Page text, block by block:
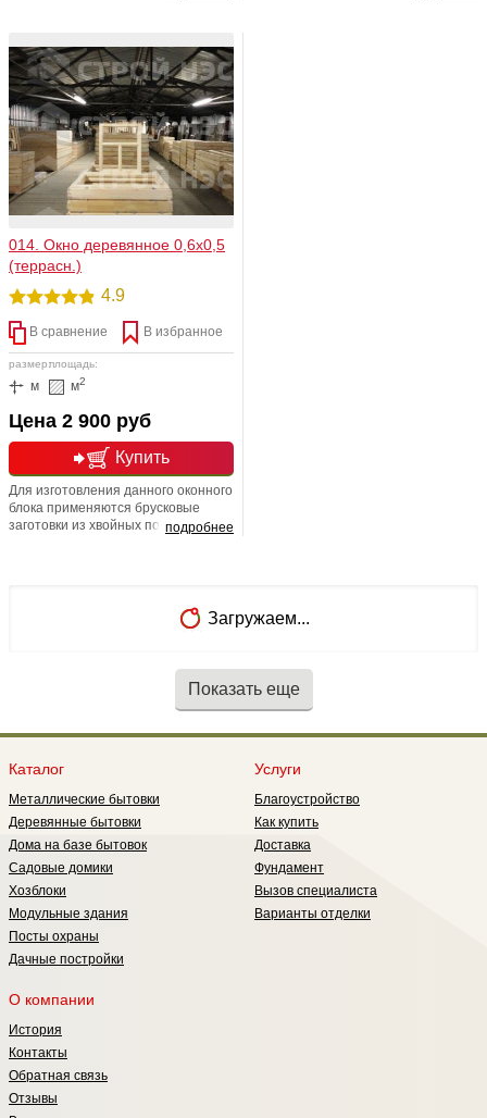
наружная створки скреплены
дополнительно посредством
винтов. Проем монтажный:
1500*1200. Изделия размер (мм):
1460*1170, Толщина коробки, (мм):
90
014. Окно деревянное 0,6х0,5
(террасн.)
4.9
В сравнение В избранное
размер:
м
площадь:
м2
Купить
Цена 2 900 руб
подробнее
Для изготовления данного оконного
блока применяются брусковые
заготовки из хвойных пород
(мм) и толщиной 43 (мм). Размер
изделия (В*Ш): 600*500, толщина
листовым стеклом толщиной до 4
Загружаем...
Показать еще
Каталог
Металлические бытовки
Деревянные бытовки
Дома на базе бытовок
Садовые домики
Хозблоки
Модульные здания
Посты охраны
Дачные постройки
Услуги
Благоустройство
Как купить
Доставка
Фундамент
Вызов специалиста
Варианты отделки
О компании
История
Контакты
Обратная связь
Отзывы